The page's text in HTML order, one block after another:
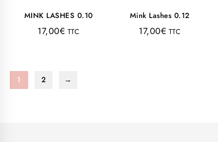
MINK LASHES 0.10
17,00€ TTC
Mink Lashes 0.12
17,00€ TTC
1 2 →